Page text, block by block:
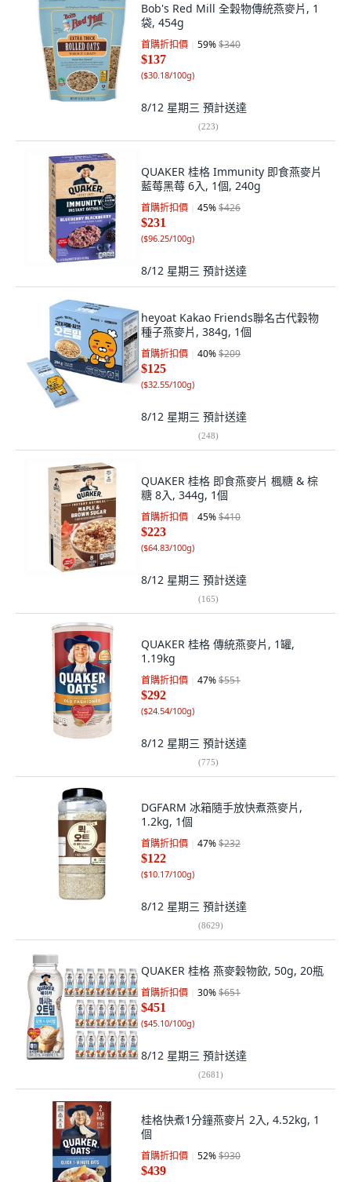
Bob's Red Mill 全穀物傳統燕麥片, 1
袋, 454g
首購折扣價 59%$340
$137
($30.18/100g)
8/12 星期三 預計送達
(223)
QUAKER 桂格 Immunity 即食燕麥片
藍莓黑莓 6入, 1個, 240g
首購折扣價 45%$426
$231
($96.25/100g)
8/12 星期三 預計送達
heyoat Kakao Friends聯名古代穀物
種子燕麥片, 384g, 1個
首購折扣價 40%$209
$125
($32.55/100g)
8/12 星期三 預計送達
(248)
QUAKER 桂格 即食燕麥片 楓糖 & 棕
糖 8入, 344g, 1個
首購折扣價 45%$410
$223
($64.83/100g)
8/12 星期三 預計送達
(165)
QUAKER 桂格 傳統燕麥片, 1罐,
1.19kg
首購折扣價 47%$551
$292
($24.54/100g)
8/12 星期三 預計送達
(775)
DGFARM 冰箱隨手放快煮燕麥片,
1.2kg, 1個
首購折扣價 47%$232
$122
($10.17/100g)
8/12 星期三 預計送達
(8629)
QUAKER 桂格 燕麥穀物飲, 50g, 20瓶
首購折扣價 30%$651
$451
($45.10/100g)
8/12 星期三 預計送達
(2681)
桂格快煮1分鐘燕麥片 2入, 4.52kg, 1
個
首購折扣價 52%$930
$439